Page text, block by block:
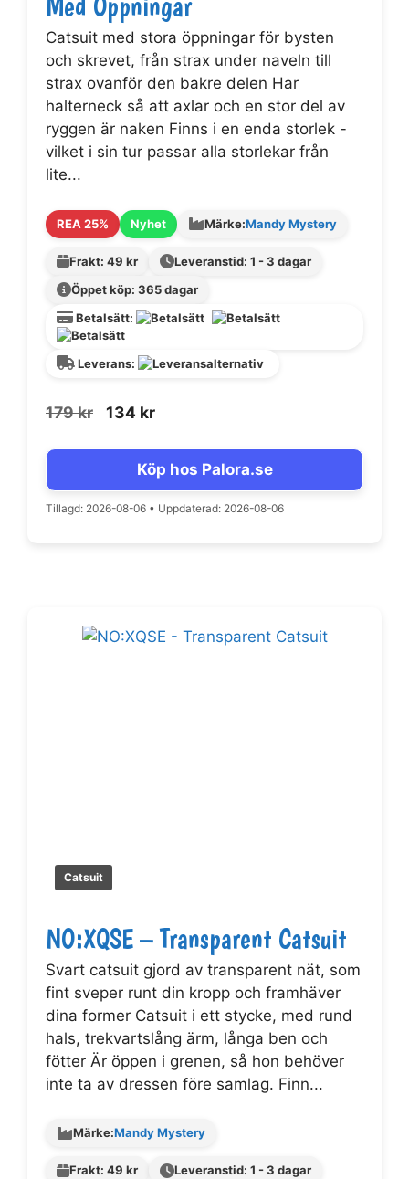
Catsuit med stora öppningar för bysten
och skrevet, från strax under naveln till
strax ovanför den bakre delen Har
halterneck så att axlar och en stor del av
ryggen är naken Finns i en enda storlek -
vilket i sin tur passar alla storlekar från
lite...
REA 25% Nyhet Märke:Mandy Mystery
Frakt: 49 kr
Leveranstid: 1 - 3 dagar
Öppet köp: 365 dagar
Betalsätt:
Leverans:
179kr
Det
priset
179 kr.
134 krDet
priset
är:
134 kr.
Köp hos Palora.se
Tillagd: 2026-08-06 • Uppdaterad: 2026-08-06
Catsuit
NO:XQSE – Transparent Catsuit
Svart catsuit gjord av transparent nät, som
fint sveper runt din kropp och framhäver
dina former Catsuit i ett stycke, med rund
hals, trekvartslång ärm, långa ben och
fötter Är öppen i grenen, så hon behöver
inte ta av dressen före samlag. Finn...
Märke:Mandy Mystery
Frakt: 49 kr
Leveranstid: 1 - 3 dagar